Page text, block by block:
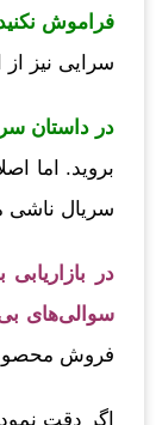
فراموش
سرایی نیز
در داستان
بروید. اما
سریال ناشی
در
سوالی‌های
فروش
اگر دقت